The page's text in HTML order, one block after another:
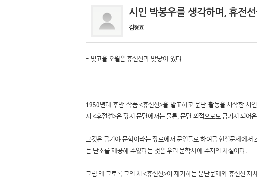
시인 박봉우를 생각하며, 휴전
김형효
- 빛고을 오월은 휴전선과 맞닿아 있다
1950년대 후반 작품 <휴전선>을 발표하고 문단 활동을 시작한 시
시 <휴전선>은 당시 문단에서는 물론, 문단 외적으로도 금기시 되
그것은 급기야 문학이라는 장르에서 문인들로 하여금 현실문제에
는 단초를 제공해 주었다는 것은 우리 문학사에 주지의 사실이다.
그럼 왜 그토록 그의 시 <휴전선>이 제기하는 분단문제와 휴전선